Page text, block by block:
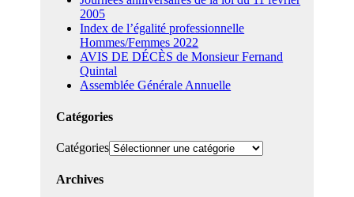
2005
Index de l’égalité professionnelle
Hommes/Femmes 2022
AVIS DE DÉCÈS de Monsieur Fernand
Quintal
Assemblée Générale Annuelle
Catégories
Catégories
Archives